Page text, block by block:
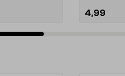
4,99